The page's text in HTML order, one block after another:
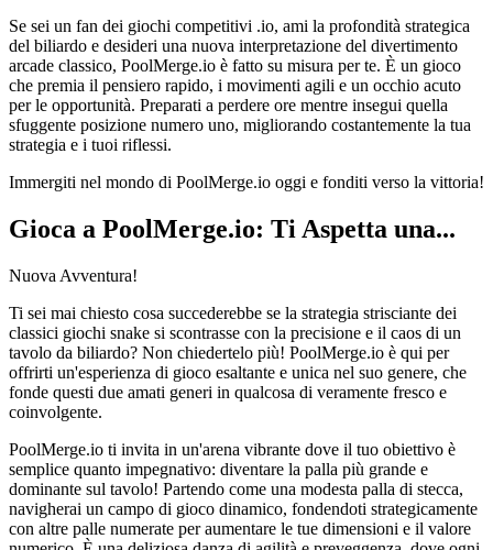
Se sei un fan dei giochi competitivi .io, ami la profondità strategica
del biliardo e desideri una nuova interpretazione del divertimento
arcade classico, PoolMerge.io è fatto su misura per te. È un gioco
che premia il pensiero rapido, i movimenti agili e un occhio acuto
per le opportunità. Preparati a perdere ore mentre insegui quella
sfuggente posizione numero uno, migliorando costantemente la tua
strategia e i tuoi riflessi.
Immergiti nel mondo di PoolMerge.io oggi e fonditi verso la vittoria!
Gioca a PoolMerge.io: Ti Aspetta una...
Nuova Avventura!
Ti sei mai chiesto cosa succederebbe se la strategia strisciante dei
classici giochi snake si scontrasse con la precisione e il caos di un
tavolo da biliardo? Non chiedertelo più! PoolMerge.io è qui per
offrirti un'esperienza di gioco esaltante e unica nel suo genere, che
fonde questi due amati generi in qualcosa di veramente fresco e
coinvolgente.
PoolMerge.io ti invita in un'arena vibrante dove il tuo obiettivo è
semplice quanto impegnativo: diventare la palla più grande e
dominante sul tavolo! Partendo come una modesta palla di stecca,
navigherai un campo di gioco dinamico, fondendoti strategicamente
con altre palle numerate per aumentare le tue dimensioni e il valore